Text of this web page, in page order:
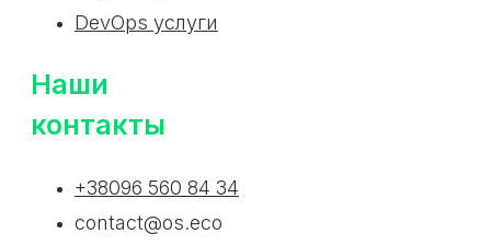
DevOps услуги
Наши
контакты
+38096 560 84 34
contact@os.eco